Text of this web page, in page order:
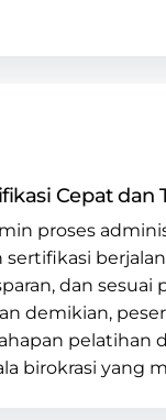
Cepat dan
proses
sertifikasi berjalan
dan sesuai
demikian,
pelatihan
birokrasi yang